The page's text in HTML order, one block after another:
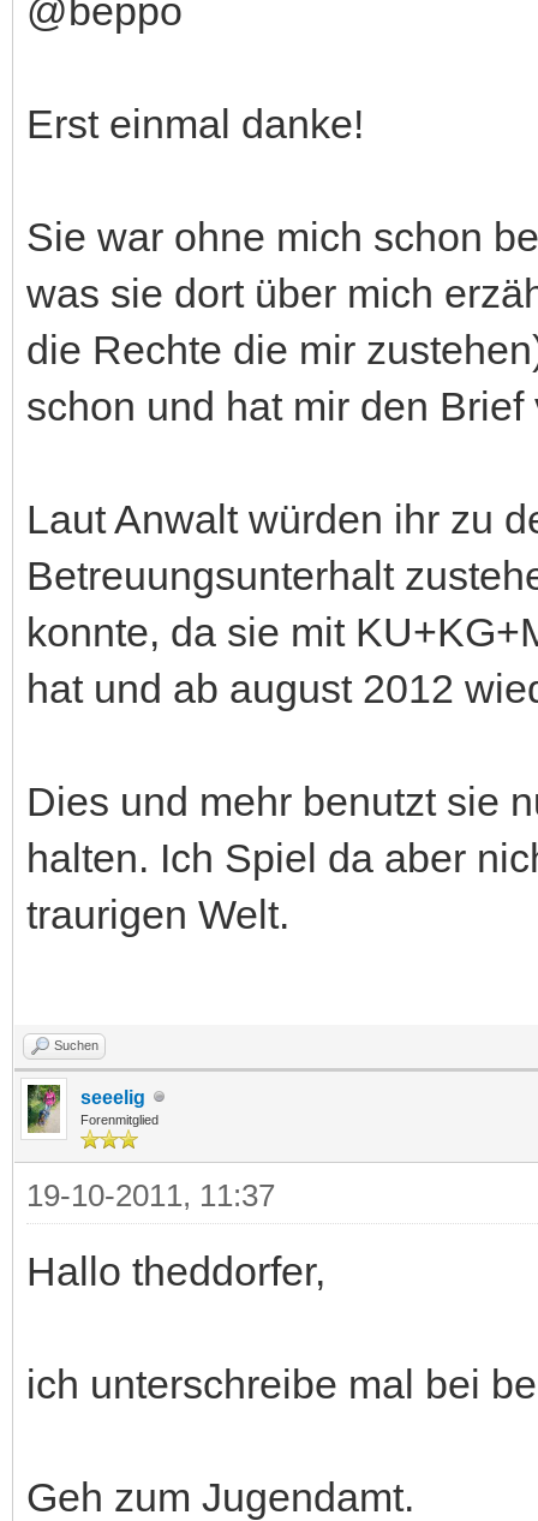
@beppo
Erst einmal danke!
Sie war ohne mich schon
was sie dort über mich
die Rechte die mir
schon und hat mir den
Laut Anwalt würden ihr zu
Betreuungsunterhalt
konnte, da sie mit
hat und ab august 2012
Dies und mehr benutzt sie
halten. Ich Spiel da aber
traurigen Welt.
Suchen
seeelig
Forenmitglied
19-10-2011, 11:37
Hallo theddorfer,
ich unterschreibe mal bei
Geh zum Jugendamt.